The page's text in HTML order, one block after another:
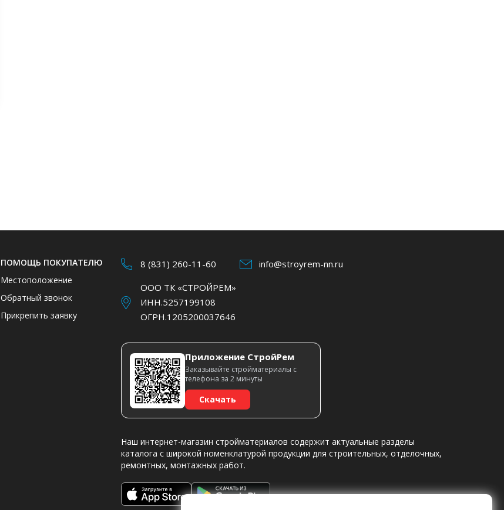
ПОМОЩЬ ПОКУПАТЕЛЮ
Местоположение
Обратный звонок
Прикрепить заявку
8 (831) 260-11-60
info@stroyrem-nn.ru
ООО ТК «СТРОЙРЕМ»
ИНН.5257199108
ОГРН.1205200037646
Приложение СтройРем
Заказывайте стройматериалы с
телефона за 2 минуты
Скачать
Наш интернет-магазин стройматериалов содержит актуальные разделы
каталога с широкой номенклатурой продукции для строительных, отделочных,
ремонтных, монтажных работ.